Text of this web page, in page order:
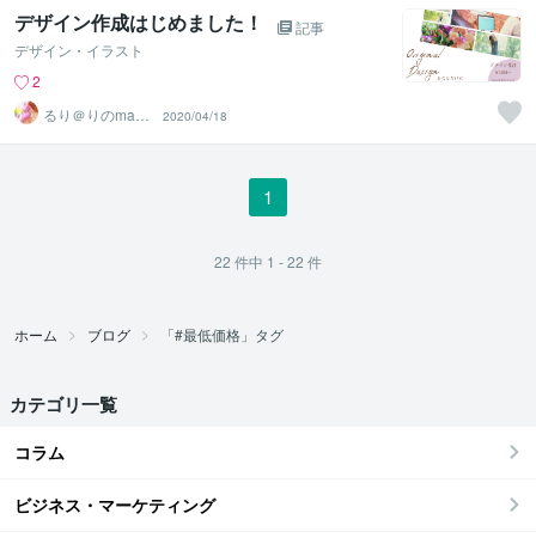
デザイン作成はじめました！
記事
デザイン・イラスト
2
るり＠りのmam
a
2020/04/18
1
22 件中 1 - 22 件
ホーム ブログ 「#最低価格」タグ
カテゴリ一覧
コラム
ビジネス・マーケティング